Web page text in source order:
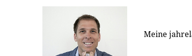
Meine